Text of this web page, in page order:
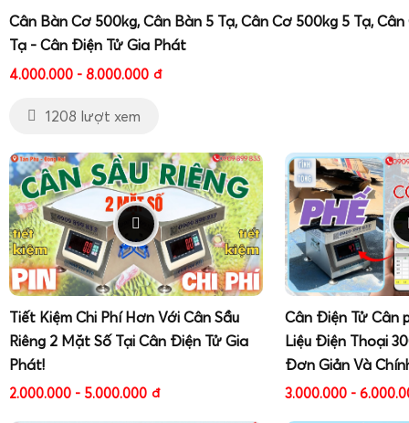
Cân Bàn Cơ 500kg, Cân Bàn 5 Tạ, Cân Cơ 500kg 5 Tạ,
Tạ - Cân Điện Tử Gia Phát
4.000.000 - 8.000.000 đ
1208 lượt xem
Tiết Kiệm Chi Phí Hơn Với Cân Sầu
Riêng 2 Mặt Số Tại Cân Điện Tử Gia
Phát!
2.000.000 - 5.000.000 đ
Cân Điện Tử Cân
Liệu Điện Thoại
Đơn Giản Và
3.000.000 -